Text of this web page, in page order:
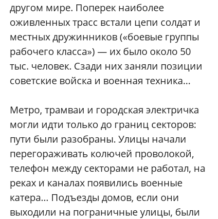
другом мире. Поперек наиболее
оживленных трасс встали цепи солдат и
местных дружинников («боевые группы
рабочего класса») — их было около 50
тыс. человек. Сзади них заняли позиции
советские войска и военная техника…
Метро, трамваи и городская электричка
могли идти только до границ секторов:
пути были разобраны. Улицы начали
перегораживать колючей проволокой,
телефон между секторами не работал, на
реках и каналах появились военные
катера… Подъезды домов, если они
выходили на пограничные улицы, были